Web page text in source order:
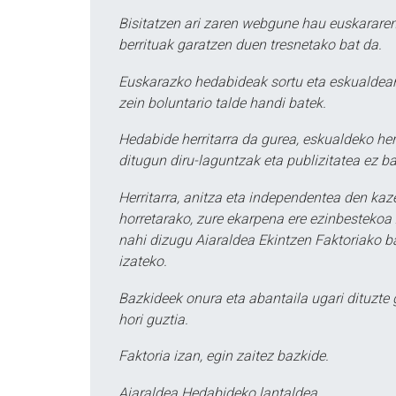
Bisitatzen ari zaren webgune hau
berrituak garatzen duen tresnetako bat da.
Euskarazko hedabideak sortu eta
zein boluntario talde handi batek.
Hedabide herritarra da gurea, eskualdeko
ditugun diru-laguntzak eta publizitatea ez
Herritarra, anitza eta independentea den
horretarako, zure ekarpena ere
nahi dizugu Aiaraldea Ekintzen Faktoriako
izateko.
Bazkideek onura eta abantaila ugari
hori guztia.
Faktoria izan, egin zaitez bazkide.